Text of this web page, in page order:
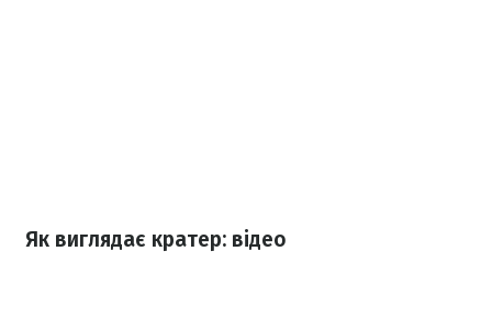
Як виглядає кратер: відео